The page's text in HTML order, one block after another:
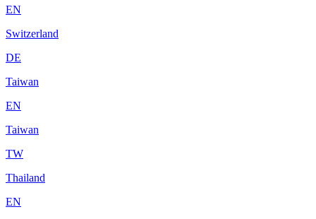
EN
Switzerland
DE
Taiwan
EN
Taiwan
TW
Thailand
EN